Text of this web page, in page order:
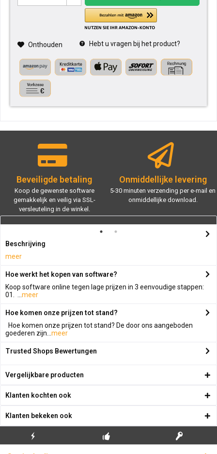
Onthouden Hebt u vragen bij het product?
Beveiligde betaling
Koop de gewenste software
gemakkelijk en veilig via SSL-
versleuteling in de winkel.
Onmiddellijke levering
5-30 minuten verzending per e-mail en
onmiddellijke download.
Beschrijving
meer
Hoe werkt het kopen van software?
Koop software online tegen lage prijzen in 3 eenvoudige stappen:
01. ... meer
Hoe komen onze prijzen tot stand?
Hoe komen onze prijzen tot stand? De door ons aangeboden
goederen zijn... meer
Trusted Shops Bewertungen
Vergelijkbare producten
Klanten kochten ook
Klanten bekeken ook